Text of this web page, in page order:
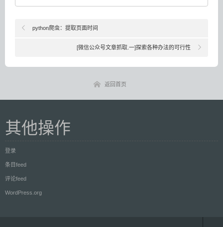
python爬虫：提取页面时间
[微信公众号文章抓取.一]探索各种办法的可行性
返回首页
其他操作
登录
条目feed
评论feed
WordPress.org